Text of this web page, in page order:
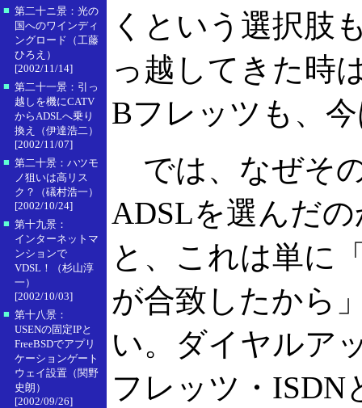
■ 第二十ニ景：光の
国へのワインディ
ングロード（工藤
ひろえ）
[2002/11/14]
■ 第二十一景：引っ
越しを機にCATV
からADSLへ乗り
換え（伊達浩二）
[2002/11/07]
■ 第二十景：ハツモ
ノ狙いは高リス
ク？（礒村浩一）
[2002/10/24]
■ 第十九景：
インターネットマ
ンションで
VDSL！（杉山淳
一）
[2002/10/03]
■ 第十八景：
USENの固定IPと
FreeBSDでアプリ
ケーションゲート
ウェイ設置（関野
史朗）
[2002/09/26]
くという選択肢
っ越してきた時
Bフレッツも、
では、なぜそ
ADSLを選んだ
と、これは単に
が合致したから
い。ダイヤル
フレッツ・ISDN